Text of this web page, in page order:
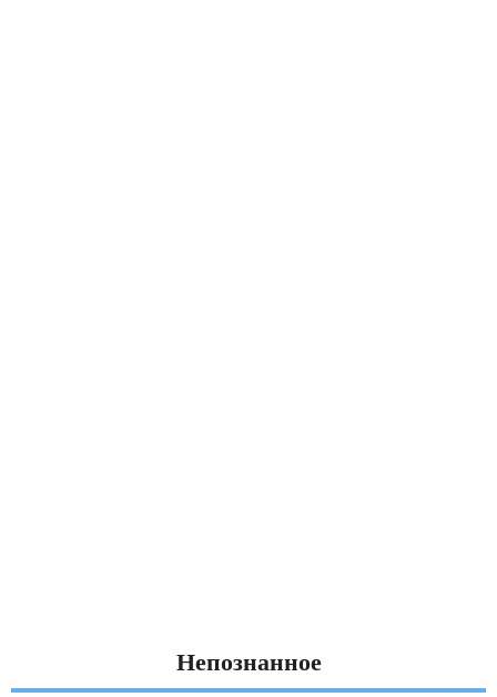
Непознанное